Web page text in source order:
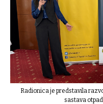
Radionica je predstavila
sastava